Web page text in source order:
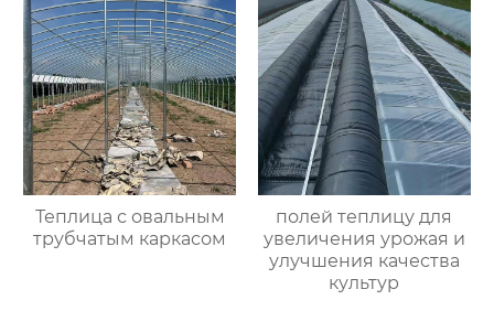
Теплица с овальным
трубчатым каркасом
полей теплицу для
увеличения урожая и
улучшения качества
культур